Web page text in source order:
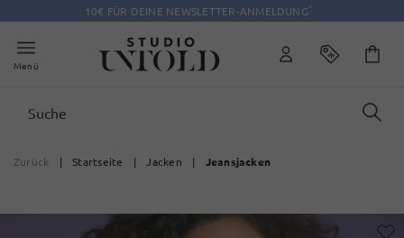
10€ FÜR DEINE NEWSLETTER-ANMELDUNG*
Menü
Zurück | Startseite | Jacken | Jeansjacken